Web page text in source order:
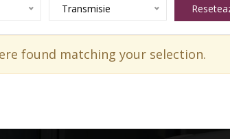
Transmisie
found matching your selection.